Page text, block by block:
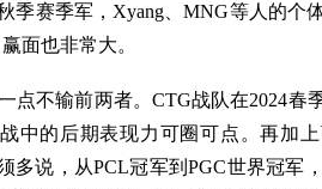
季赛季军，Xyang、MNG等人的个
面也非常大。
点不输前两者。CTG战队在2024春
中的后期表现力可圈可点。再加
多说，从PCL冠军到PGC世界冠军